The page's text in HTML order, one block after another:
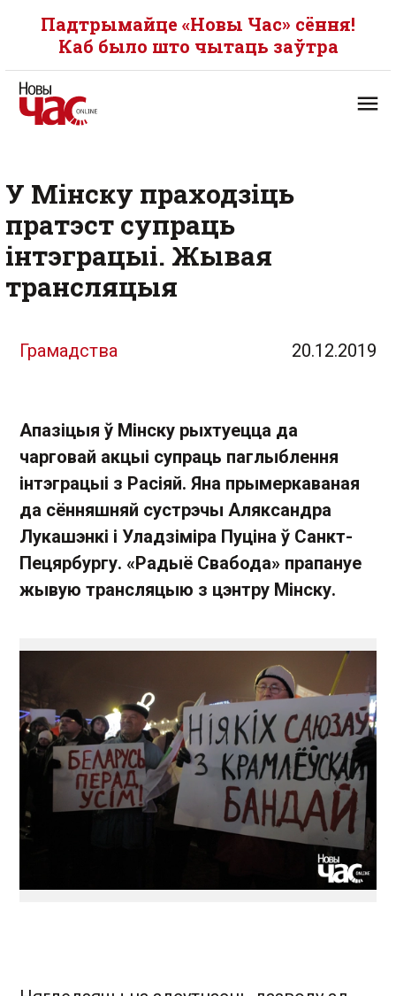
Падтрымайце «Новы Час» сёння!
Каб было што чытаць заўтра
У Мінску праходзіць
пратэст супраць
інтэграцыі. Жывая
трансляцыя
Грамадства 20.12.2019
Апазіцыя ў Мінску рыхтуецца да
чарговай акцыі супраць паглыблення
інтэграцыі з Расіяй. Яна прымеркаваная
да сённяшняй сустрэчы Аляксандра
Лукашэнкі і Уладзіміра Пуціна ў Санкт-
Пецярбургу. «Радыё Свабода» прапануе
жывую трансляцыю з цэнтру Мінску.